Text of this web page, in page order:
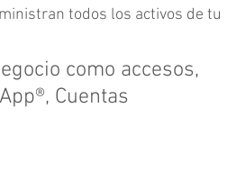
todos los activos de tu
como accesos,
Cuentas